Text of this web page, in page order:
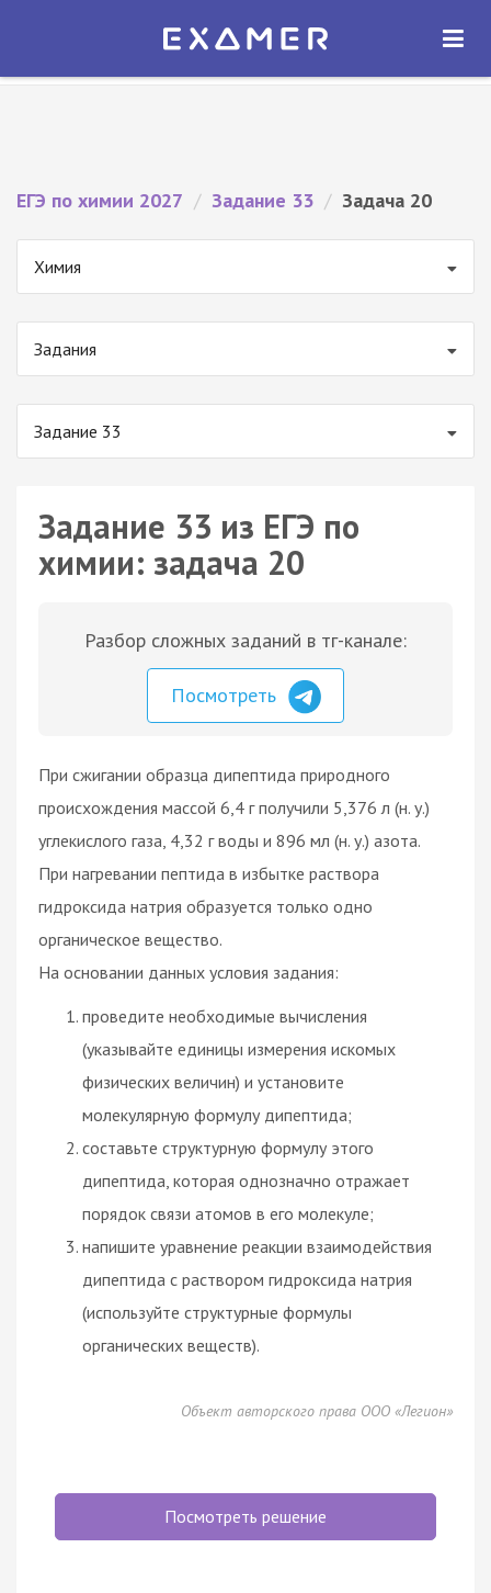
Экзамер — ЕГЭ 2027
ОТКРЫТЬ
ЕГЭ по химии 2027 / Задание 33 / Задача 20
Химия
Задания
Задание 33
Задание 33 из ЕГЭ по
химии: задача 20
Разбор сложных заданий в тг-канале:
Посмотреть
При сжигании образца дипептида природного
происхождения массой 6,4 г получили 5,376 л (н. у.)
углекислого газа, 4,32 г воды и 896 мл (н. у.) азота.
При нагревании пептида в избытке раствора
гидроксида натрия образуется только одно
органическое вещество.
На основании данных условия задания:
проведите необходимые вычисления
(указывайте единицы измерения искомых
физических величин) и установите
молекулярную формулу дипептида;
составьте структурную формулу этого
дипептида, которая однозначно отражает
порядок связи атомов в его молекуле;
напишите уравнение реакции взаимодействия
дипептида с раствором гидроксида натрия
(используйте структурные формулы
органических веществ).
Объект авторского права ООО «Легион»
Посмотреть решение